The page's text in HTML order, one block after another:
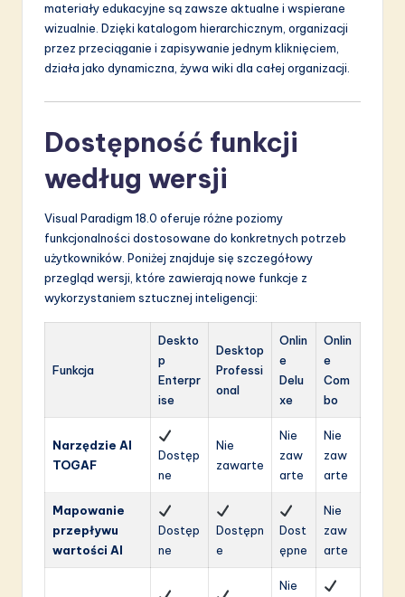
materiały edukacyjne są zawsze aktualne i wspierane
wizualnie. Dzięki katalogom hierarchicznym, organizacji
przez przeciąganie i zapisywanie jednym kliknięciem,
działa jako dynamiczna, żywa wiki dla całej organizacji.
Dostępność funkcji
według wersji
Visual Paradigm 18.0 oferuje różne poziomy
funkcjonalności dostosowane do konkretnych potrzeb
użytkowników. Poniżej znajduje się szczegółowy
przegląd wersji, które zawierają nowe funkcje z
wykorzystaniem sztucznej inteligencji:
Funkcja
Deskto
p
Enterpr
ise
Desktop
Professi
onal
Onlin
e
Delu
xe
Onlin
e
Com
bo
Narzędzie AI
TOGAF
Dostęp
ne
Nie
zawarte
Nie
zaw
arte
Nie
zaw
arte
Mapowanie
przepływu
wartości AI
Dostęp
ne
Dostępn
e
Dost
ępne
Nie
zaw
arte
Nie